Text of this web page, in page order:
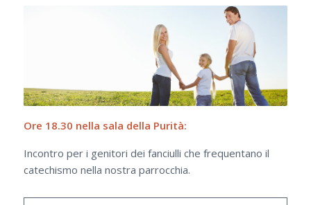
Ore 18.30 nella sala della Purità:
Incontro per i genitori dei fanciulli che frequentano il
catechismo nella nostra parrocchia.